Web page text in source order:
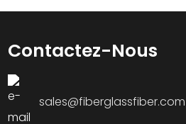
Contactez-Nous
sales@fiberglassfiber.com